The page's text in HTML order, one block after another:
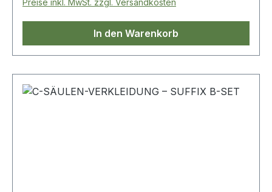
Preise inkl. MwSt. zzgl. Versandkosten
In den Warenkorb